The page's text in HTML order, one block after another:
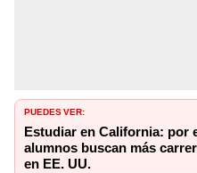
PUEDES VER:
Estudiar en California: por
alumnos buscan más
en EE. UU.